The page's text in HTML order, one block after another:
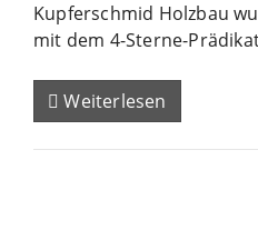
Kupferschmid Holzbau
mit dem 4-Sterne-
Weiterlesen